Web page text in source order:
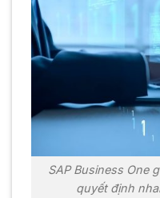
SAP Business One
quyết định